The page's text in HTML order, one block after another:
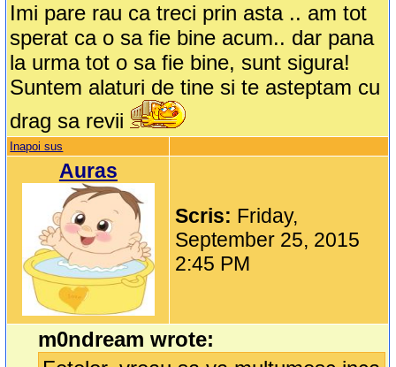
Imi pare rau ca treci prin asta .. am tot
sperat ca o sa fie bine acum.. dar pana
la urma tot o sa fie bine, sunt sigura!
Suntem alaturi de tine si te asteptam cu
drag sa revii
Inapoi sus
Auras
Scris: Friday,
September 25, 2015
2:45 PM
m0ndream wrote: